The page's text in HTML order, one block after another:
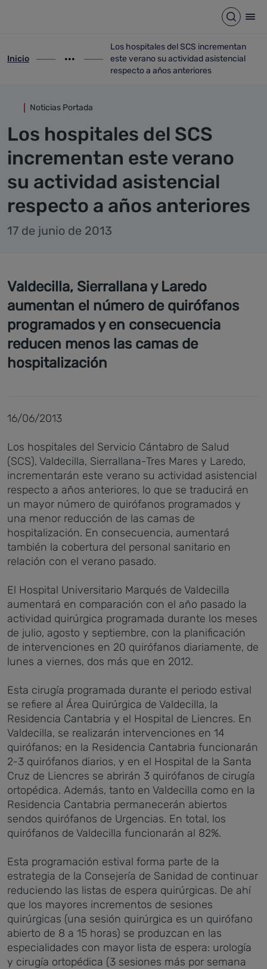
Abrir
ir-a inicio
Inicio
Mostrar opciones del camino de migas
ir-a Los hospitales del SCS
Los hospitales del SCS incrementan
este verano su actividad asistencial
respecto a años anteriores
Noticias Portada
Los hospitales del SCS
incrementan este verano
su actividad asistencial
respecto a años anteriores
17 de junio de 2013
Valdecilla, Sierrallana y Laredo
aumentan el número de quirófanos
programados y en consecuencia
reducen menos las camas de
hospitalización
16/06/2013
Los hospitales del Servicio Cántabro de Salud
(SCS), Valdecilla, Sierrallana-Tres Mares y Laredo,
incrementarán este verano su actividad asistencial
respecto a años anteriores, lo que se traducirá en
un mayor número de quirófanos programados y
una menor reducción de las camas de
hospitalización. En consecuencia, aumentará
también la cobertura del personal sanitario en
relación con el verano pasado.
El Hospital Universitario Marqués de Valdecilla
aumentará en comparación con el año pasado la
actividad quirúrgica programada durante los meses
de julio, agosto y septiembre, con la planificación
de intervenciones en 20 quirófanos diariamente, de
lunes a viernes, dos más que en 2012.
Esta cirugía programada durante el periodo estival
se refiere al Área Quirúrgica de Valdecilla, la
Residencia Cantabria y el Hospital de Liencres. En
Valdecilla, se realizarán intervenciones en 14
quirófanos; en la Residencia Cantabria funcionarán
2-3 quirófanos diarios, y en el Hospital de la Santa
Cruz de Liencres se abrirán 3 quirófanos de cirugía
ortopédica. Además, tanto en Valdecilla como en la
Residencia Cantabria permanecerán abiertos
sendos quirófanos de Urgencias. En total, los
quirófanos de Valdecilla funcionarán al 82%.
Esta programación estival forma parte de la
estrategia de la Consejería de Sanidad de continuar
reduciendo las listas de espera quirúrgicas. De ahí
que los mayores incrementos de sesiones
quirúrgicas (una sesión quirúrgica es un quirófano
abierto de 8 a 15 horas) se produzcan en las
especialidades con mayor lista de espera: urología
y cirugía ortopédica (3 sesiones más por semana